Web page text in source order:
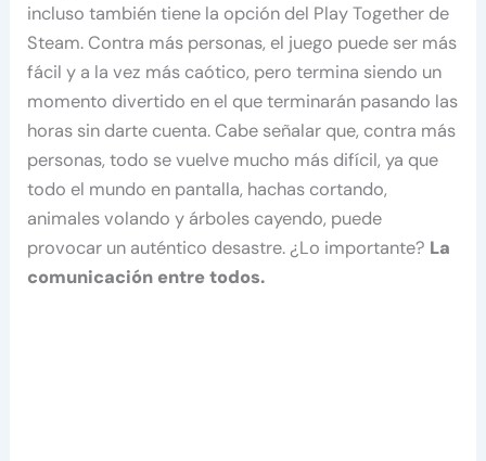
incluso también tiene la opción del Play Together de
Steam. Contra más personas, el juego puede ser más
fácil y a la vez más caótico, pero termina siendo un
momento divertido en el que terminarán pasando las
horas sin darte cuenta. Cabe señalar que, contra más
personas, todo se vuelve mucho más difícil, ya que
todo el mundo en pantalla, hachas cortando,
animales volando y árboles cayendo, puede
provocar un auténtico desastre. ¿Lo importante? La
comunicación entre todos.